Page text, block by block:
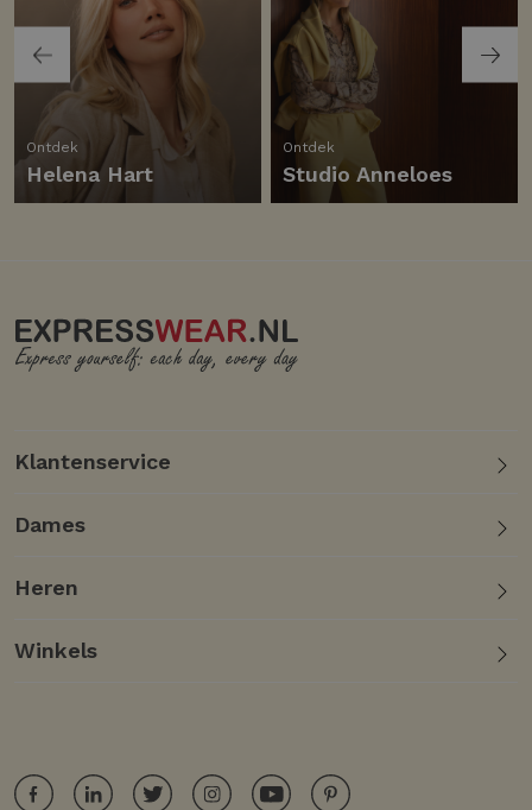
Ontdek
Helena Hart
Ontdek
Studio Anneloes
Klantenservice
Dames
Heren
Winkels